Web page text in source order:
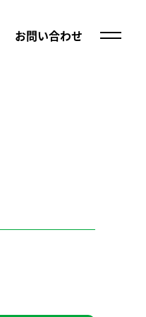
お問い合わせ